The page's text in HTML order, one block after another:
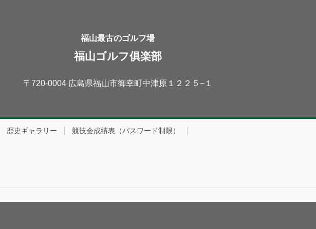
福山最古のゴルフ場
福山ゴルフ俱楽部
〒720-0004 広島県福山市御幸町中津原１２２５−１
歴史ギャラリー 競技会成績表（パスワード制限）